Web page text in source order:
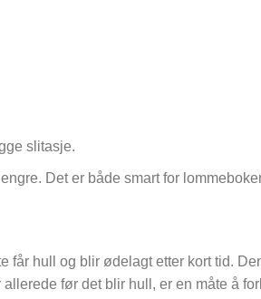
slitasje.
Det er både smart for
får hull og blir ødelagt etter kort tid.
før det blir hull, er en måte å